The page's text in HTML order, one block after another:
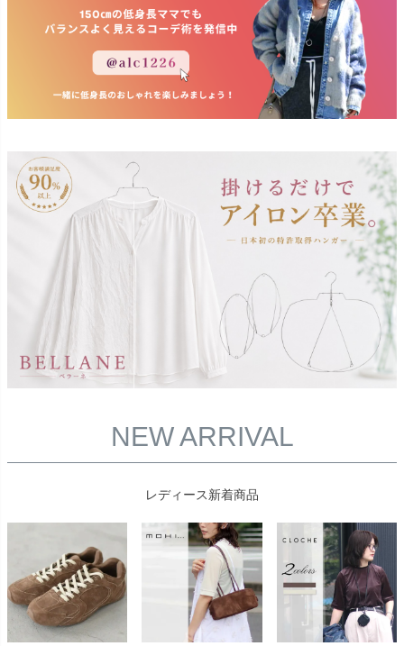
NEW ARRIVAL
レディース新着商品